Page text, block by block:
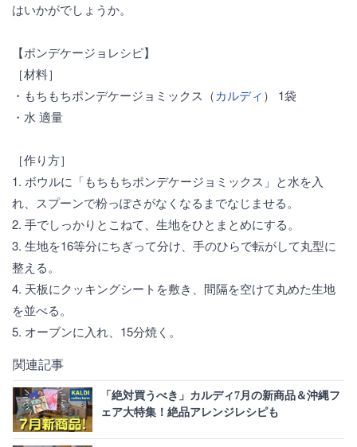
はいかがでしょうか。
【ポンデケージョレシピ】
［材料］
・もちもちポンデケージョミックス（カルディ ） 1袋
・水 適量
［作り方］
1. ボウルに「もちもちポンデケージョミックス」と水を入
れ、スプーンで粉っぽさがなくなるまでなじませる。
2. 手でしっかりとこねて、生地をひとまとめにする。
3. 生地を16等分にちぎって分け、手のひらで転がして丸型に
整える。
4. 天板にクッキングシートを敷き、間隔を空けて丸めた生地
を並べる。
5. オーブンに入れ、15分焼く。
関連記事
「絶対買うべき」カルディ7月の新商品＆沖縄フ
ェア大特集！絶品アレンジレシピも